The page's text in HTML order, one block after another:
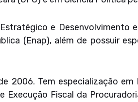
e Desenvolvimento
(Enap), além de possuir
2006. Tem especialização
Fiscal da